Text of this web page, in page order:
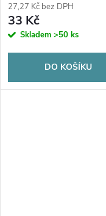
27,27 Kč bez DPH
33 Kč
Skladem >50 ks
DO KOŠÍKU